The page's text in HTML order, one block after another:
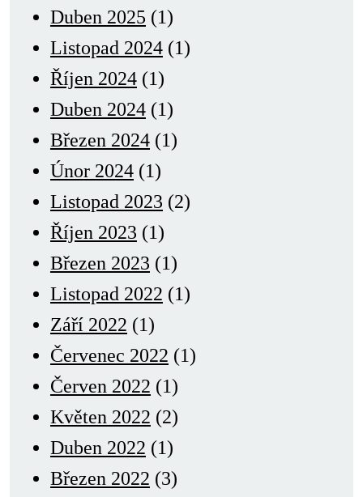
Duben 2025 (1)
Listopad 2024 (1)
Říjen 2024 (1)
Duben 2024 (1)
Březen 2024 (1)
Únor 2024 (1)
Listopad 2023 (2)
Říjen 2023 (1)
Březen 2023 (1)
Listopad 2022 (1)
Září 2022 (1)
Červenec 2022 (1)
Červen 2022 (1)
Květen 2022 (2)
Duben 2022 (1)
Březen 2022 (3)